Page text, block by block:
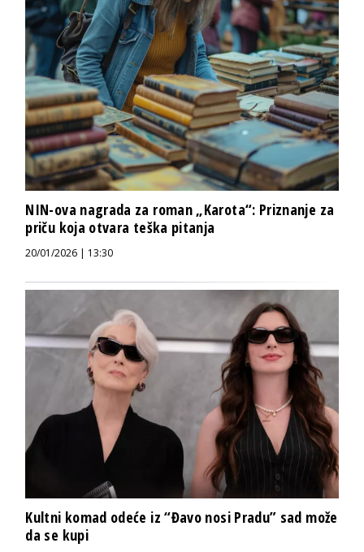
NIN-ova nagrada za roman „Karota“: Priznanje za
priču koja otvara teška pitanja
20/01/2026 | 13:30
Kultni komad odeće iz “Đavo nosi Pradu” sad može
da se kupi